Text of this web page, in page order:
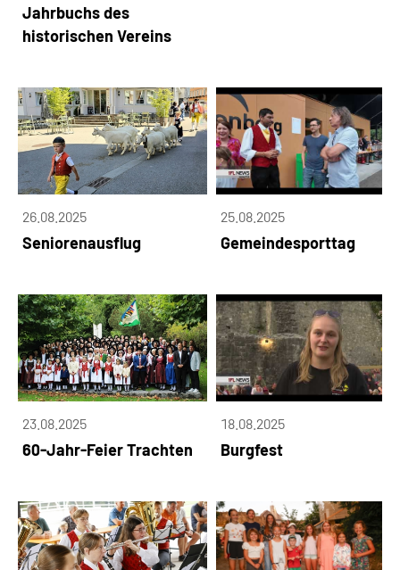
Jahrbuchs des
historischen Vereins
26.08.2025
Seniorenausflug
25.08.2025
Gemeindesporttag
23.08.2025
60-Jahr-Feier Trachten
18.08.2025
Burgfest